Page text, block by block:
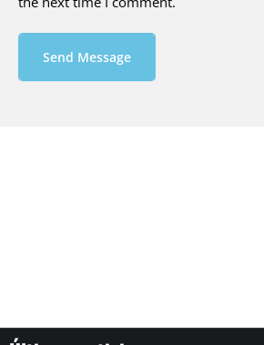
Send Message